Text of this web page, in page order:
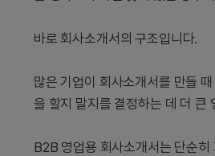
바로 회사소개서의 구조입니다.
많은 기업이 회사소개서를 만들
을 할지 말지를 결정하는 데 더 큰
B2B 영업용 회사소개서는 단순